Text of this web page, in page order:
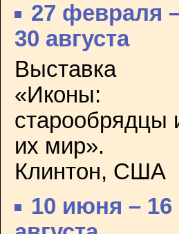
27 февраля
30 августа
Выставка
«Иконы:
старообрядцы
их мир».
Клинтон, США
10 июня – 16